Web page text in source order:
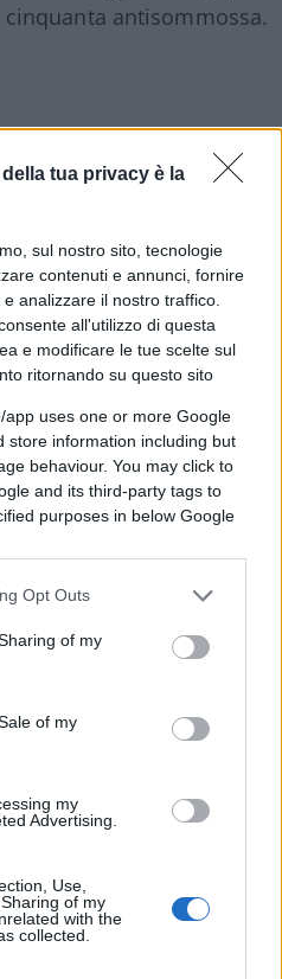
della tua privacy è la
sul nostro sito, tecnologie
contenuti e annunci, fornire
analizzare il nostro traffico.
all'utilizzo di questa
e modificare le tue scelte sul
ritornando su questo sito
uses one or more Google
store information including but
behaviour. You may click to
and its third-party tags to
purposes in below Google
Opt Outs
of my
of my
my
Advertising.
Use,
of my
with the
collected.
antisommossa.
crisi: “Mi sono trovata
nel letto”
deve essere protetto. Ci
litiga con Roma
garanzie sui
di difendere quei
e più mezzi. Altro che
sulla scrivania, basti
il rinvio a
della moglie Begoña
e malversazione;